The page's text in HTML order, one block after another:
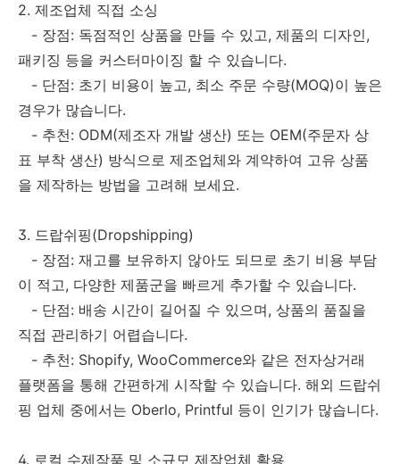
2. 제조업체 직접 소싱
- 장점: 독점적인 상품을 만들 수 있고, 제품의 디자인,
패키징 등을 커스터마이징 할 수 있습니다.
- 단점: 초기 비용이 높고, 최소 주문 수량(MOQ)이 높은
경우가 많습니다.
- 추천: ODM(제조자 개발 생산) 또는 OEM(주문자 상
표 부착 생산) 방식으로 제조업체와 계약하여 고유 상품
을 제작하는 방법을 고려해 보세요.
3. 드랍쉬핑(Dropshipping)
- 장점: 재고를 보유하지 않아도 되므로 초기 비용 부담
이 적고, 다양한 제품군을 빠르게 추가할 수 있습니다.
- 단점: 배송 시간이 길어질 수 있으며, 상품의 품질을
직접 관리하기 어렵습니다.
- 추천: Shopify, WooCommerce와 같은 전자상거래
플랫폼을 통해 간편하게 시작할 수 있습니다. 해외 드랍쉬
핑 업체 중에서는 Oberlo, Printful 등이 인기가 많습니다.
4. 로컬 수제작품 및 소규모 제작업체 활용